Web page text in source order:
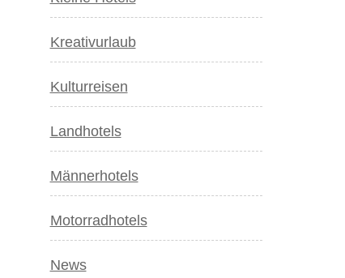
Kreativurlaub
Kulturreisen
Landhotels
Männerhotels
Motorradhotels
News